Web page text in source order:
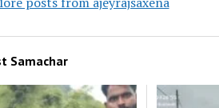
Samachar